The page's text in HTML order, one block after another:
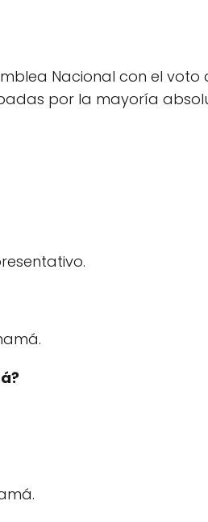
Nacional con el voto
por la mayoría